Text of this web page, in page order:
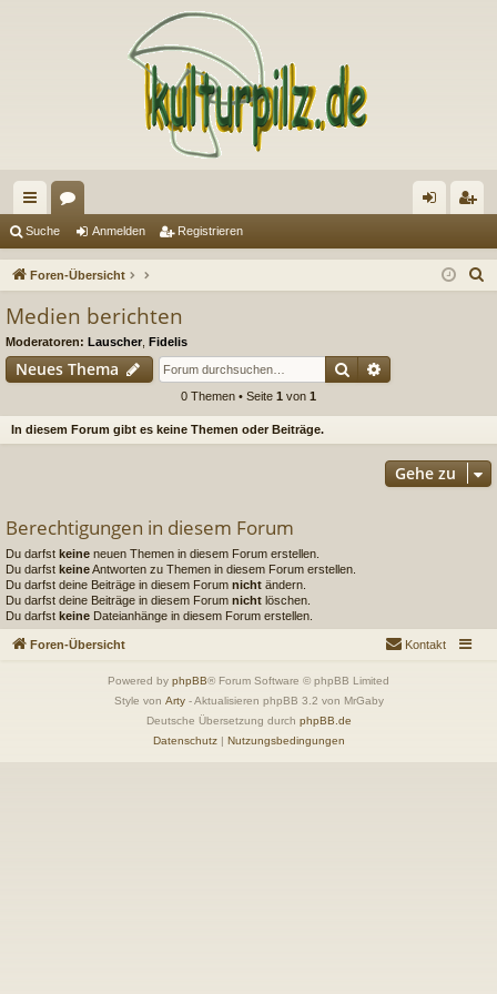
ch
ne
riff
en m ist
Suche Anmelden Registrieren
Foren-Übersicht
Medien berichten
Moderatoren: Lauscher Fidelis
Neues Thema Suche
0 Themen • Seite 1 von 1
In diesem Forum gibt es keine Themen oder Beiträge.
Gehe zu
Berechtigungen in diesem Forum
Du darfst keine neuen Themen in diesem Forum erstellen.
Du darfst keineAntworten zu Themen in diesem Forum erstellen.
Du darfst deine Beiträge in diesem Forum nicht ändern.
Du darfst deine Beiträge in diesem Forum nicht löschen.
Du darfst keine Dateianhänge in diesem Forum erstellen.
Foren-Übersicht Kontakt
Powered by phpBB® Forum Software © phpBB Limited
Style von Arty- Aktualisieren phpBB 3.2 von MrGaby
Deutsche Übersetzung durch phpBB.de
Datenschutz| Nutzungsbedingungen